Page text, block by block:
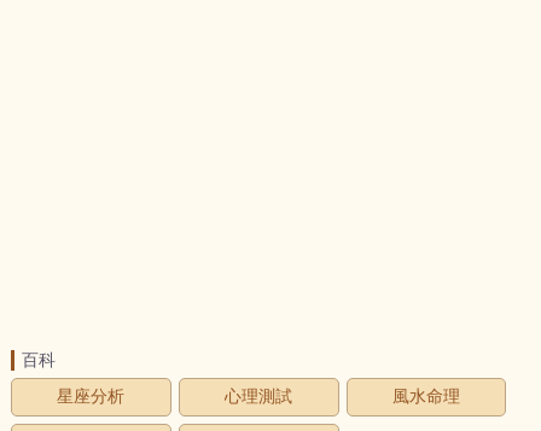
百科
星座分析
心理測試 風水命理